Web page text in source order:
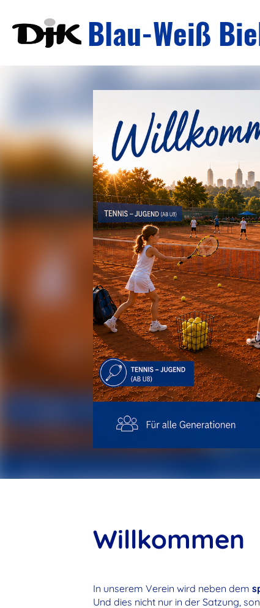
Blau-Weiß
Willkommen
In unserem Verein wird neben dem
Und dies nicht nur in der Satzung,